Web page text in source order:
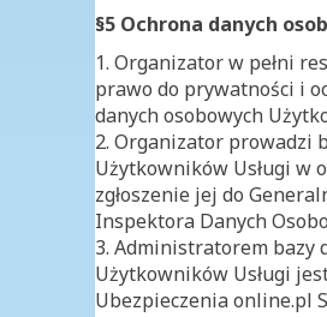
§5 Ochrona danych
1. Organizator w pełni
prawo do prywatności i
danych osobowych
2. Organizator prowadzi
Użytkowników Usługi w
zgłoszenie jej do
Inspektora Danych
3. Administratorem bazy
Użytkowników Usługi
Ubezpieczenia online.pl